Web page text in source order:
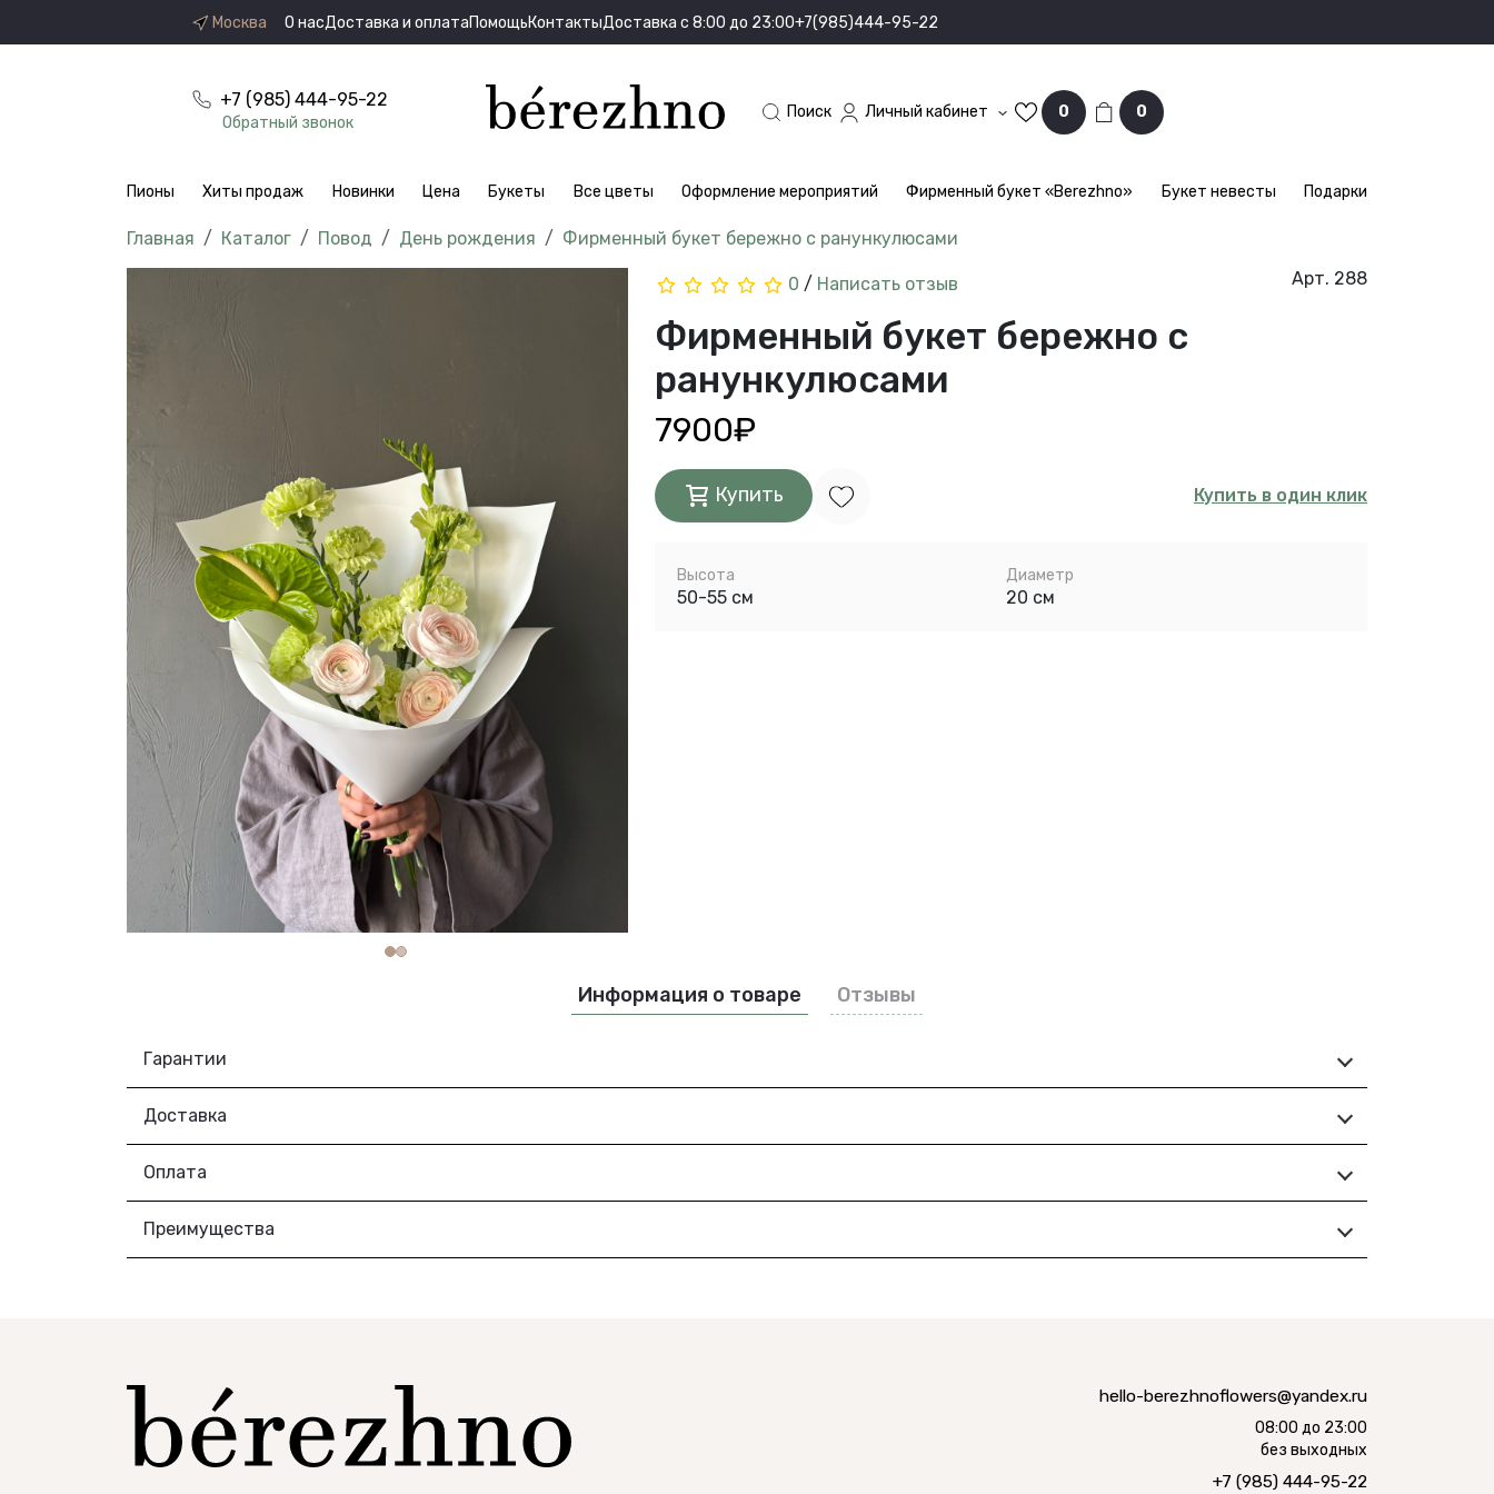
Москва О насДоставка и оплатаПомощьКонтактыДоставка с 8:00 до 23:00+7(985)444-95-22
+7 (985) 444-95-22
Обратный звонок
Поиск Личный кабинет 0 0
Пионы Хиты продаж Новинки Цена Букеты Все цветы Оформление мероприятий Фирменный букет «Berezhno» Букет невесты Подарки
Каталог Повод День рождения Фирменный букет бережно с ранункулюсами
0 / Написать отзыв Арт. 288
Фирменный букет бережно с
ранункулюсами
7900₽
Купить Купить в один клик
Высота
50-55 см
Диаметр
20 см
Информация о товаре Отзывы
Гарантии
Доставка
Оплата
Преимущества
hello-berezhnoflowers@yandex.ru
08:00 до 23:00
без выходных
+7 (985) 444-95-22